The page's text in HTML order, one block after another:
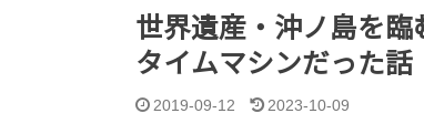
世界遺産・沖ノ島を臨
タイムマシンだった話
2019-09-12 2023-10-09